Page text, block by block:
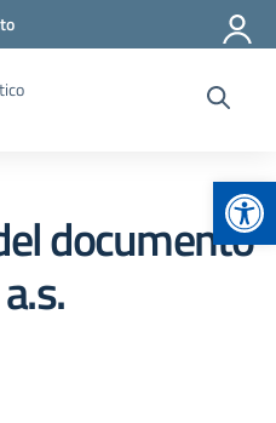
documento